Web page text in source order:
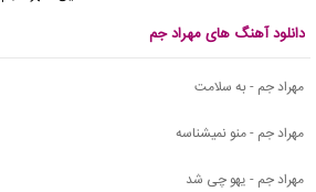
دانلود آهنگ های مهراد جم
مهراد جم - به سلامت
مهراد جم - منو نمیشناسه
مهراد جم - یهو چی شد